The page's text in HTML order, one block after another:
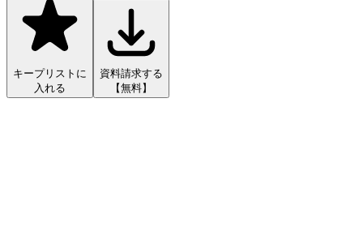
キープリストに
入れる
資料請求する
【無料】